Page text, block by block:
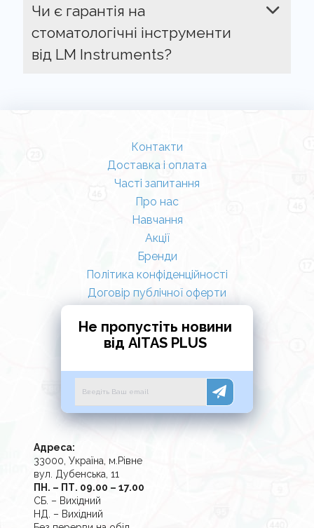
Чи є гарантія на
стоматологічні інструменти
від LM Instruments?
Контакти
Доставка і оплата
Часті запитання
Про нас
Навчання
Акції
Бренди
Політика конфіденційності
Договір публічної оферти
Не пропустіть новини
від AITAS PLUS
Адреса:
33000, Україна, м.Рівне
вул. Дубенська, 11
ПН. – ПТ. 09.00 – 17.00
СБ. – Вихідний
НД. – Вихідний